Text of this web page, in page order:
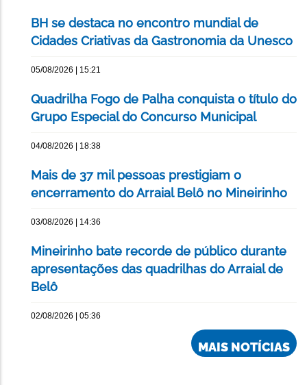
BH se destaca no encontro mundial de
Cidades Criativas da Gastronomia da Unesco
05/08/2026 | 15:21
Quadrilha Fogo de Palha conquista o título do
Grupo Especial do Concurso Municipal
04/08/2026 | 18:38
Mais de 37 mil pessoas prestigiam o
encerramento do Arraial Belô no Mineirinho
03/08/2026 | 14:36
Mineirinho bate recorde de público durante
apresentações das quadrilhas do Arraial de
Belô
02/08/2026 | 05:36
MAIS NOTÍCIAS